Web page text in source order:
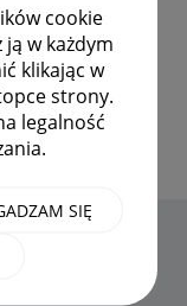
cookie
w każdym
klikając w
strony.
legalność
SIĘ